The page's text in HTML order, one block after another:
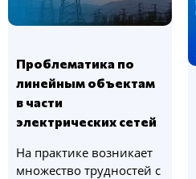
Проблематика по
линейным объектам
в части
электрических сетей
На практике возникает
множество трудностей с